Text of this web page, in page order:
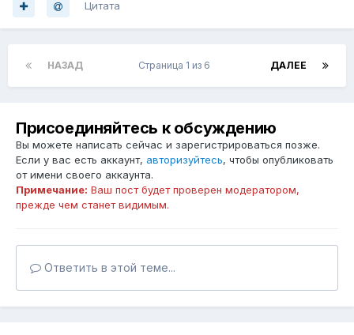
Цитата
НАЗАД ДАЛЕЕ
Страница 1 из 6
Присоединяйтесь к обсуждению
Вы можете написать сейчас и зарегистрироваться позже.
Если у вас есть аккаунт, авторизуйтесь, чтобы опубликовать
от имени своего аккаунта.
Примечание: Ваш пост будет проверен модератором,
прежде чем станет видимым.
Ответить в этой теме...